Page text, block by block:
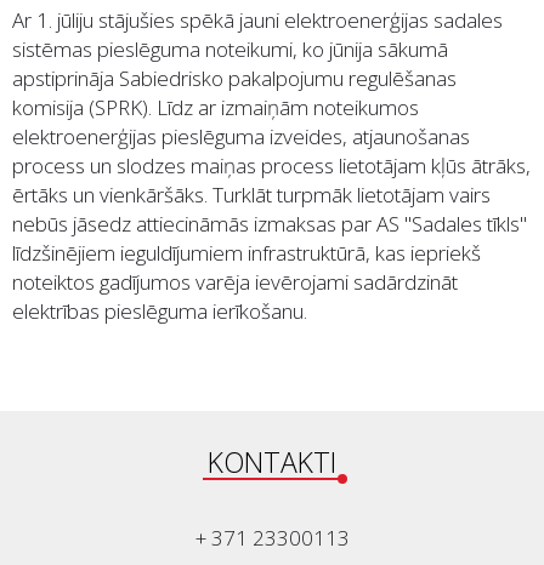
Ar 1. jūliju stājušies spēkā jauni elektroenerģijas sadales
sistēmas pieslēguma noteikumi, ko jūnija sākumā
apstiprināja Sabiedrisko pakalpojumu regulēšanas
komisija (SPRK). Līdz ar izmaiņām noteikumos
elektroenerģijas pieslēguma izveides, atjaunošanas
process un slodzes maiņas process lietotājam kļūs ātrāks,
ērtāks un vienkāršāks. Turklāt turpmāk lietotājam vairs
nebūs jāsedz attiecināmās izmaksas par AS "Sadales tīkls"
līdzšinējiem ieguldījumiem infrastruktūrā, kas iepriekš
noteiktos gadījumos varēja ievērojami sadārdzināt
elektrības pieslēguma ierīkošanu.
KONTAKTI
+ 371 23300113